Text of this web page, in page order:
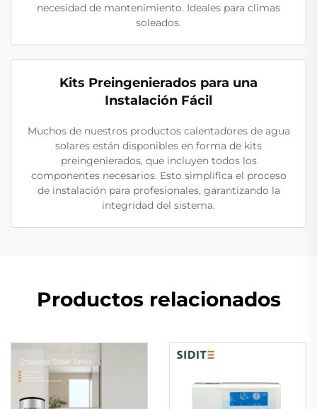
necesidad de mantenimiento. Ideales para climas
soleados.
Kits Preingenierados para una
Instalación Fácil
Muchos de nuestros productos calentadores de agua
solares están disponibles en forma de kits
preingenierados, que incluyen todos los
componentes necesarios. Esto simplifica el proceso
de instalación para profesionales, garantizando la
integridad del sistema.
Productos relacionados